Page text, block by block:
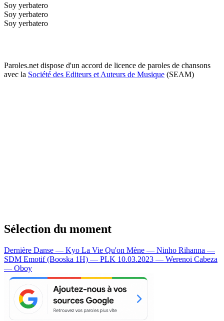
Soy yerbatero
Soy yerbatero
Soy yerbatero
Paroles.net dispose d'un accord de licence de paroles de chansons
avec la Société des Editeurs et Auteurs de Musique (SEAM)
Sélection du moment
Dernière Danse — Kyo La Vie Qu'on Mène — Ninho Rihanna —
SDM Emotif (Booska 1H) — PLK 10.03.2023 — Werenoi Cabeza
— Oboy